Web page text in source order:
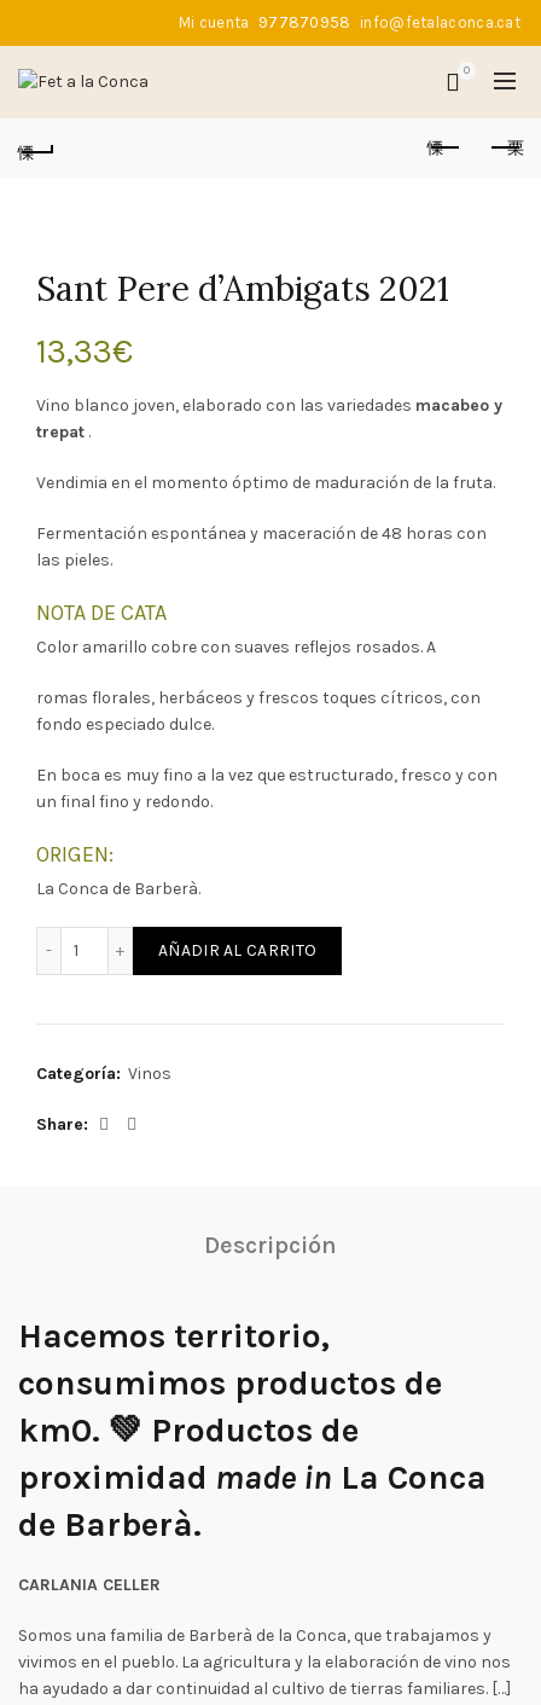
Mi cuenta 977870958 info@fetalaconca.cat
0
Sant Pere d’Ambigats 2021
13,33€
Vino blanco joven, elaborado con las variedades macabeo y
trepat .
Vendimia en el momento óptimo de maduración de la fruta.
Fermentación espontánea y maceración de 48 horas con
las pieles.
NOTA DE CATA
Color amarillo cobre con suaves reflejos rosados. A
romas florales, herbáceos y frescos toques cítricos, con
fondo especiado dulce.
En boca es muy fino a la vez que estructurado, fresco y con
un final fino y redondo.
ORIGEN:
La Conca de Barberà.
Sant Pere d’Ambigats 2021 cantidad
AÑADIR AL CARRITO
Categoría: Vinos
Share
Descripción
Hacemos territorio,
consumimos productos de
km0. 💚 Productos de
proximidad made in La Conca
de Barberà.
CARLANIA CELLER
Somos una familia de Barberà de la Conca, que trabajamos y
vivimos en el pueblo. La agricultura y la elaboración de vino nos
ha ayudado a dar continuidad al cultivo de tierras familiares. […]